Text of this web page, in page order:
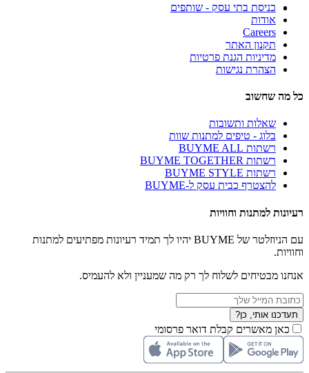
כניסת בתי עסק - שותפים
אודות
Careers
תקנון האתר
מדיניות הגנת פרטיות
הצהרת נגישות
כל מה שחשוב
שאלות ותשובות
בלוג - טיפים למתנות שוות
רשתות BUYME ALL
רשתות BUYME TOGETHER
רשתות BUYME STYLE
להצטרף כבית עסק ל-BUYME
רעיונות למתנות וחוויות
עם הניוזלטר של BUYME יהיו לך תמיד רעיונות מפתיעים למתנות
וחוויות.
אנחנו מבטיחים לשלוח לך רק מה שמעניין ולא להעמיס.
תעדכנו אותי, כן?
כאן מאשרים קבלת דואר פרסומי